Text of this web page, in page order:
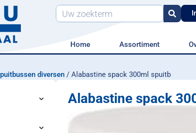
Home Assortiment
diversen / Alabastine spack 300ml spuitb
Alabastine spack